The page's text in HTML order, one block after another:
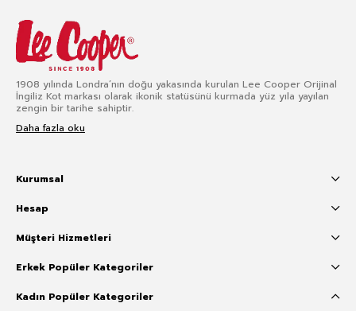
1908 yılında Londra’nın doğu yakasında kurulan Lee Cooper Orijinal
İngiliz Kot markası olarak ikonik statüsünü kurmada yüz yıla yayılan
zengin bir tarihe sahiptir.
Daha fazla oku
Kurumsal
Hesap
Müşteri Hizmetleri
Erkek Popüler Kategoriler
Kadın Popüler Kategoriler